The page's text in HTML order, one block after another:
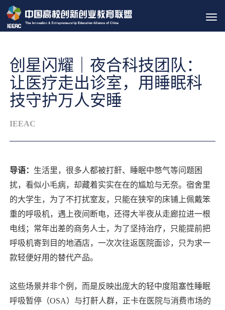
创星闪耀｜夜合科技团队：
让医疗走出诊室，用睡眠科
技守护万人安睡
IEEAC
导语： 生活里，很多人都被打鼾、睡眠中憋气等问题困
扰，看似小毛病，却藏着实实在在的尴尬与无奈。宿舍里
的大学生，为了不打扰室友，只能在狭窄的床铺上佩戴笨
重的呼吸机，遇上夜间断电，还得大半夜从走廊拉进一根
电线；常年出差的商务人士，为了坚持治疗，只能提前把
呼吸机寄到目的地酒店，一次次往返医院面诊，只为求一
款轻便好用的替代产品。
这些场景并非个例，而是反映出庞大的轻中度阻塞性睡眠
呼吸暂停（OSA）与打鼾人群，正卡在医院与消费市场的